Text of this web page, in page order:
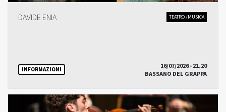
DAVIDE ENIA TEATRO /MUSICA
INFORMAZIONI
16/07/2026 - 21.20
BASSANO DEL GRAPPA